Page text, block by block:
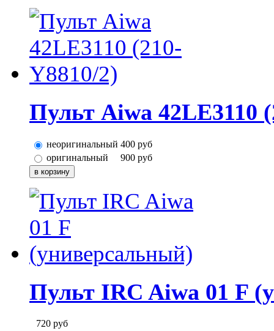
Пульт Aiwa 42LE3110
неоригинальный 400 руб
оригинальный
900 руб
Пульт IRC Aiwa 01 F
720 руб